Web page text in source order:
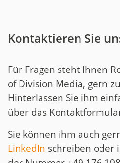
Kontaktieren Sie
Für Fragen steht Ihnen
of Division Media, gern
Hinterlassen Sie ihm
über das
Sie können ihm auch
LinkedIn schreiben oder